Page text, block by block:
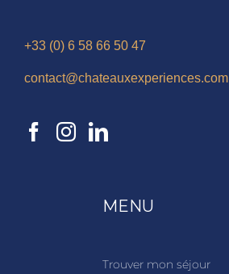
+33 (0) 6 58 66 50 47
contact@chateauxexperiences.com
MENU
Trouver mon séjour